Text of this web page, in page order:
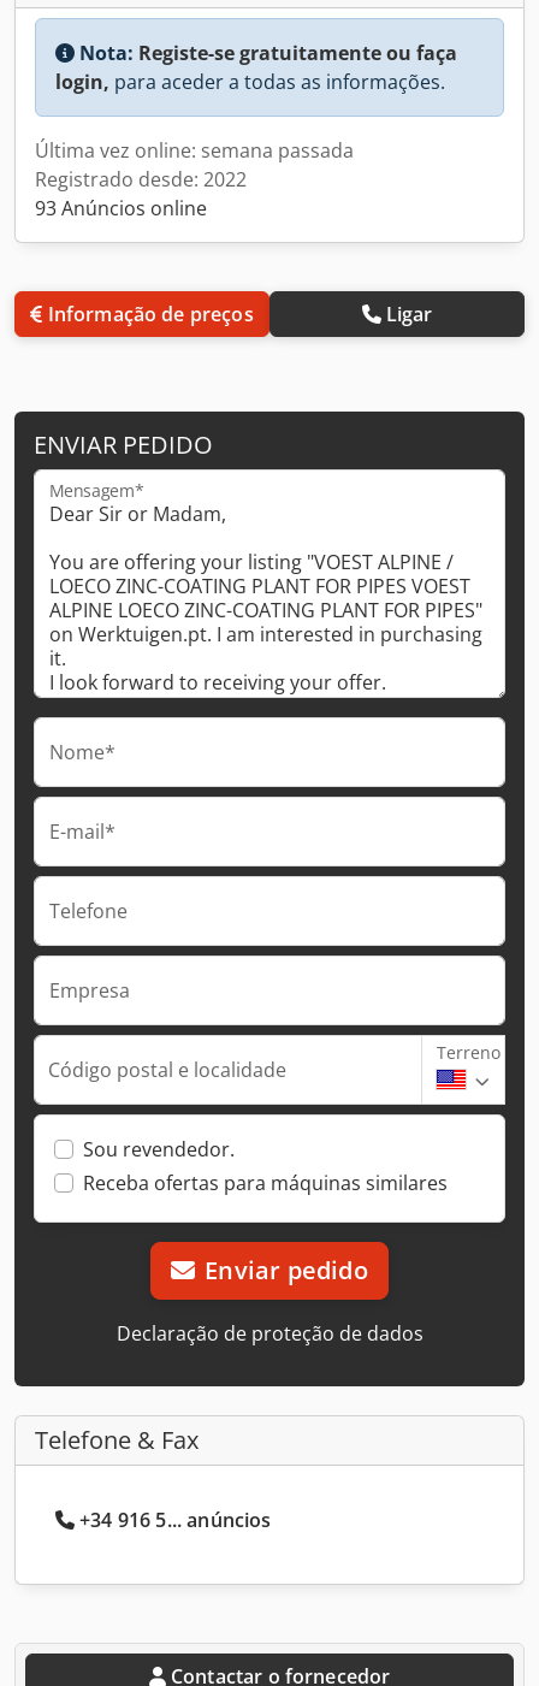
Nota: Registe-se gratuitamente ou faça
login, para aceder a todas as informações.
Última vez online: semana passada
Registrado desde: 2022
93 Anúncios online
Informação de preços Ligar
ENVIAR PEDIDO
Mensagem*
Nome*
E-mail*
Telefone
Empresa
Código postal e localidade
Terreno
Sou revendedor.
Receba ofertas para máquinas similares
Enviar pedido
Declaração de proteção de dados
Telefone & Fax
+34 916 5... anúncios
Contactar o fornecedor